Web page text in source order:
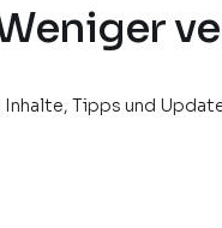
Tipps und